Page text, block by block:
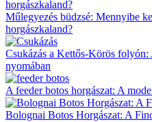
Műlegyezés büdzsé: Mennyibe
horgászkaland?
Csukázás a Kettős-Körös
nyomában
A feeder botos horgászat: A
Bolognai Botos Horgászat: A